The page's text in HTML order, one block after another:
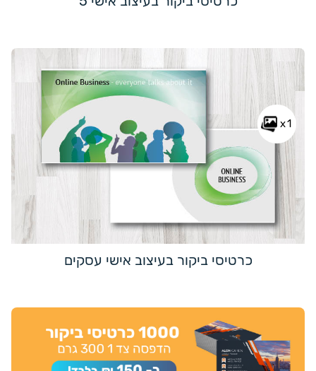
x1
כרטיסי ביקור בעיצוב אישי עסקים